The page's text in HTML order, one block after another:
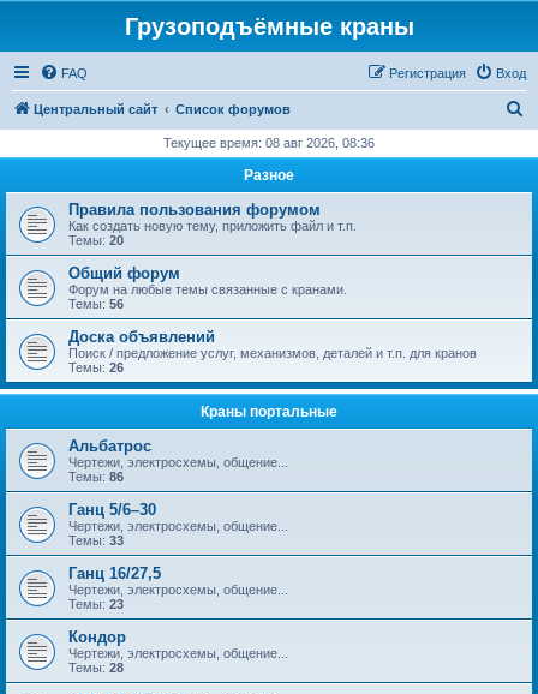
Грузоподъёмные краны
FAQ Вход
Регистрация
Центральный сайт Список форумов
с
Текущее время: 08 авг 2026, 08:36
Разное
Правила пользования форумом
Как создать новую тему, приложить файл и т.п.
Темы: 20
Общий форум
Форум на любые темы связанные с кранами.
Темы: 56
Доска объявлений
Поиск / предложение услуг, механизмов, деталей и т.п. для кранов
Темы: 26
Краны портальные
Альбатрос
Чертежи, электросхемы, общение...
Темы: 86
Ганц 5/6–30
Чертежи, электросхемы, общение...
Темы: 33
Ганц 16/27,5
Чертежи, электросхемы, общение...
Темы: 23
Кондор
Чертежи, электросхемы, общение...
Темы: 28